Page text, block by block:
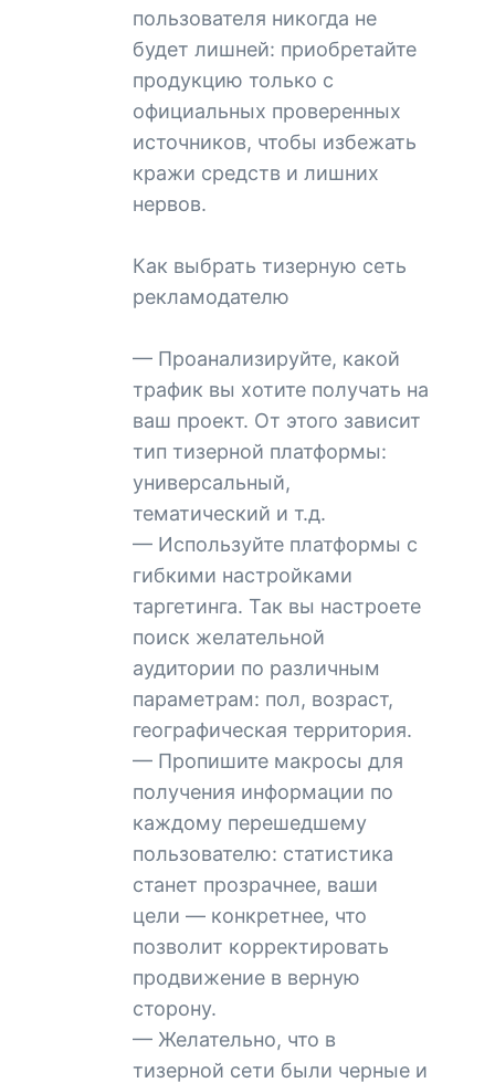
пользователя никогда не
будет лишней: приобретайте
продукцию только с
официальных проверенных
источников, чтобы избежать
кражи средств и лишних
нервов.
Как выбрать тизерную сеть
рекламодателю
— Проанализируйте, какой
трафик вы хотите получать на
ваш проект. От этого зависит
тип тизерной платформы:
универсальный,
тематический и т.д.
— Используйте платформы с
гибкими настройками
таргетинга. Так вы настроете
поиск желательной
аудитории по различным
параметрам: пол, возраст,
географическая территория.
— Пропишите макросы для
получения информации по
каждому перешедшему
пользователю: статистика
станет прозрачнее, ваши
цели — конкретнее, что
позволит корректировать
продвижение в верную
сторону.
— Желательно, что в
тизерной сети были черные и